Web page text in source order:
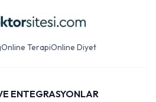
Online TerapiOnline Diyet
ENTEGRASYONLAR